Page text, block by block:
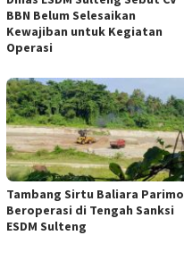
BBN Belum Selesaikan
Kewajiban untuk Kegiatan
Operasi
Tambang Sirtu Baliara Parimo
Beroperasi di Tengah Sanksi
ESDM Sulteng